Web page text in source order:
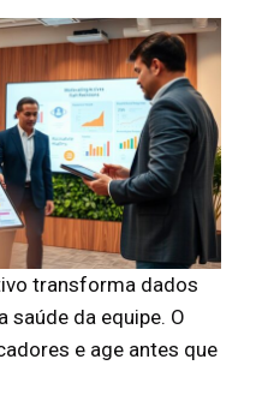
transforma dados
saúde da equipe. O
e age antes que